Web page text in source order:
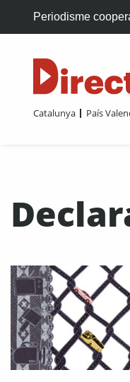
Periodisme
Catalunya País